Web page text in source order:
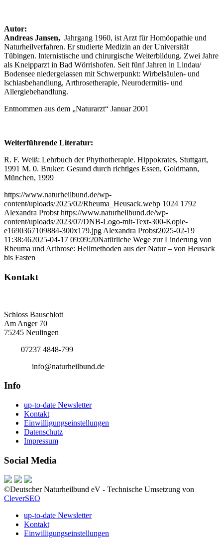
Autor:
Andreas Jansen, Jahrgang 1960, ist Arzt für Homöopathie und
Naturheilverfahren. Er studierte Medizin an der Universität
Tübingen. lnternistische und chirurgische Weiterbildung. Zwei Jahre
als Kneipparzt in Bad Wörrishofen. Seit fünf Jahren in Lindau/
Bodensee niedergelassen mit Schwerpunkt: Wirbelsäulen- und
lschiasbehandlung, Arthrosetherapie, Neurodermitis- und
Allergiebehandlung.
Entnommen aus dem „Naturarzt“ Januar 2001
Weiterführende Literatur:
R. F. Weiß: Lehrbuch der Phythotherapie. Hippokrates, Stuttgart,
1991 M. 0. Bruker: Gesund durch richtiges Essen, Goldmann,
München, 1999
https://www.naturheilbund.de/wp-
content/uploads/2025/02/Rheuma_Heusack.webp 1024 1792
Alexandra Probst https://www.naturheilbund.de/wp-
content/uploads/2023/07/DNB-Logo-mit-Text-300-Kopie-
e1690367109884-300x179.jpg Alexandra Probst2025-02-19
11:38:462025-04-17 09:09:20Natürliche Wege zur Linderung von
Rheuma und Arthrose: Heilmethoden aus der Natur – von Heusack
bis Fasten
Kontakt
Schloss Bauschlott
Am Anger 70
75245 Neulingen
07237 4848-799
info@naturheilbund.de
Info
up-to-date Newsletter
Kontakt
Einwilligungseinstellungen
Datenschutz
Impressum
Social Media
©Deutscher Naturheilbund eV - Technische Umsetzung von
CleverSEO
up-to-date Newsletter
Kontakt
Einwilligungseinstellungen